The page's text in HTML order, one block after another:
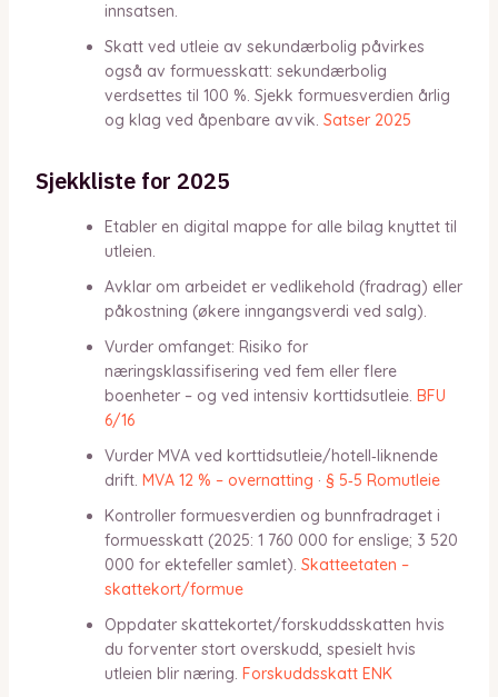
innsatsen.
Skatt ved utleie av sekundærbolig påvirkes
også av formuesskatt: sekundærbolig
verdsettes til 100 %. Sjekk formuesverdien årlig
og klag ved åpenbare avvik. Satser 2025
Sjekkliste for 2025
Etabler en digital mappe for alle bilag knyttet til
utleien.
Avklar om arbeidet er vedlikehold (fradrag) eller
påkostning (økere inngangsverdi ved salg).
Vurder omfanget: Risiko for
næringsklassifisering ved fem eller flere
boenheter – og ved intensiv korttidsutleie. BFU
6/16
Vurder MVA ved korttidsutleie/hotell‑liknende
drift. MVA 12 % – overnatting · § 5‑5 Romutleie
Kontroller formuesverdien og bunnfradraget i
formuesskatt (2025: 1 760 000 for enslige; 3 520
000 for ektefeller samlet). Skatteetaten –
skattekort/formue
Oppdater skattekortet/forskuddsskatten hvis
du forventer stort overskudd, spesielt hvis
utleien blir næring. Forskuddsskatt ENK